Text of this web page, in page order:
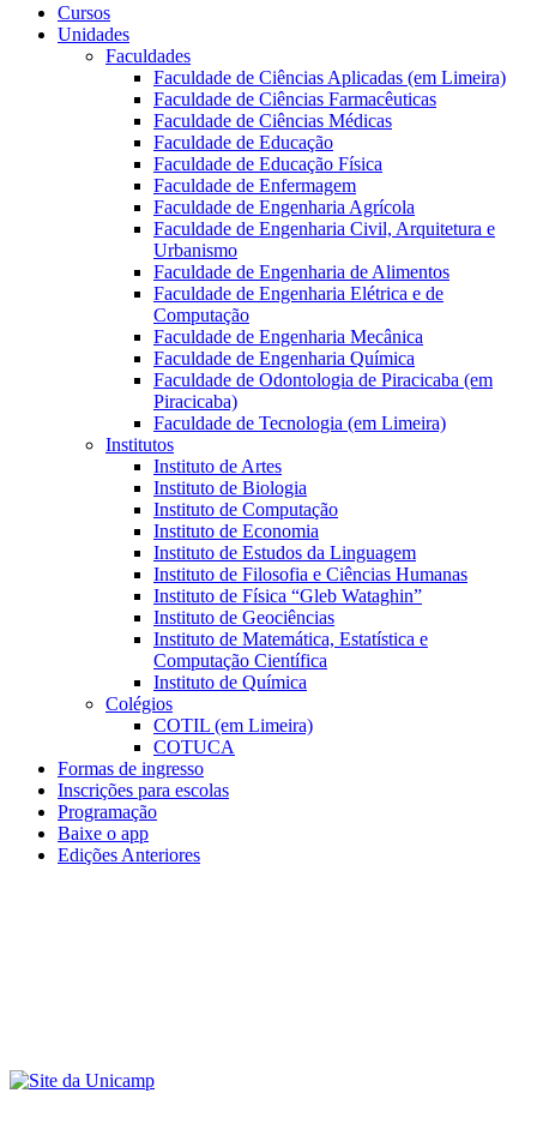
Cursos
Unidades
Faculdades
Faculdade de Ciências Aplicadas (em Limeira)
Faculdade de Ciências Farmacêuticas
Faculdade de Ciências Médicas
Faculdade de Educação
Faculdade de Educação Física
Faculdade de Enfermagem
Faculdade de Engenharia Agrícola
Faculdade de Engenharia Civil, Arquitetura e
Urbanismo
Faculdade de Engenharia de Alimentos
Faculdade de Engenharia Elétrica e de
Computação
Faculdade de Engenharia Mecânica
Faculdade de Engenharia Química
Faculdade de Odontologia de Piracicaba (em
Piracicaba)
Faculdade de Tecnologia (em Limeira)
Institutos
Instituto de Artes
Instituto de Biologia
Instituto de Computação
Instituto de Economia
Instituto de Estudos da Linguagem
Instituto de Filosofia e Ciências Humanas
Instituto de Física “Gleb Wataghin”
Instituto de Geociências
Instituto de Matemática, Estatística e
Computação Científica
Instituto de Química
Colégios
COTIL (em Limeira)
COTUCA
Formas de ingresso
Inscrições para escolas
Programação
Baixe o app
Edições Anteriores